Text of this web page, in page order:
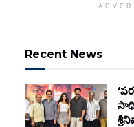
Recent News